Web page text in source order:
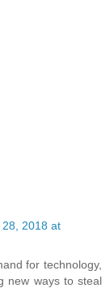
28, 2018 at
for technology,
new ways to steal